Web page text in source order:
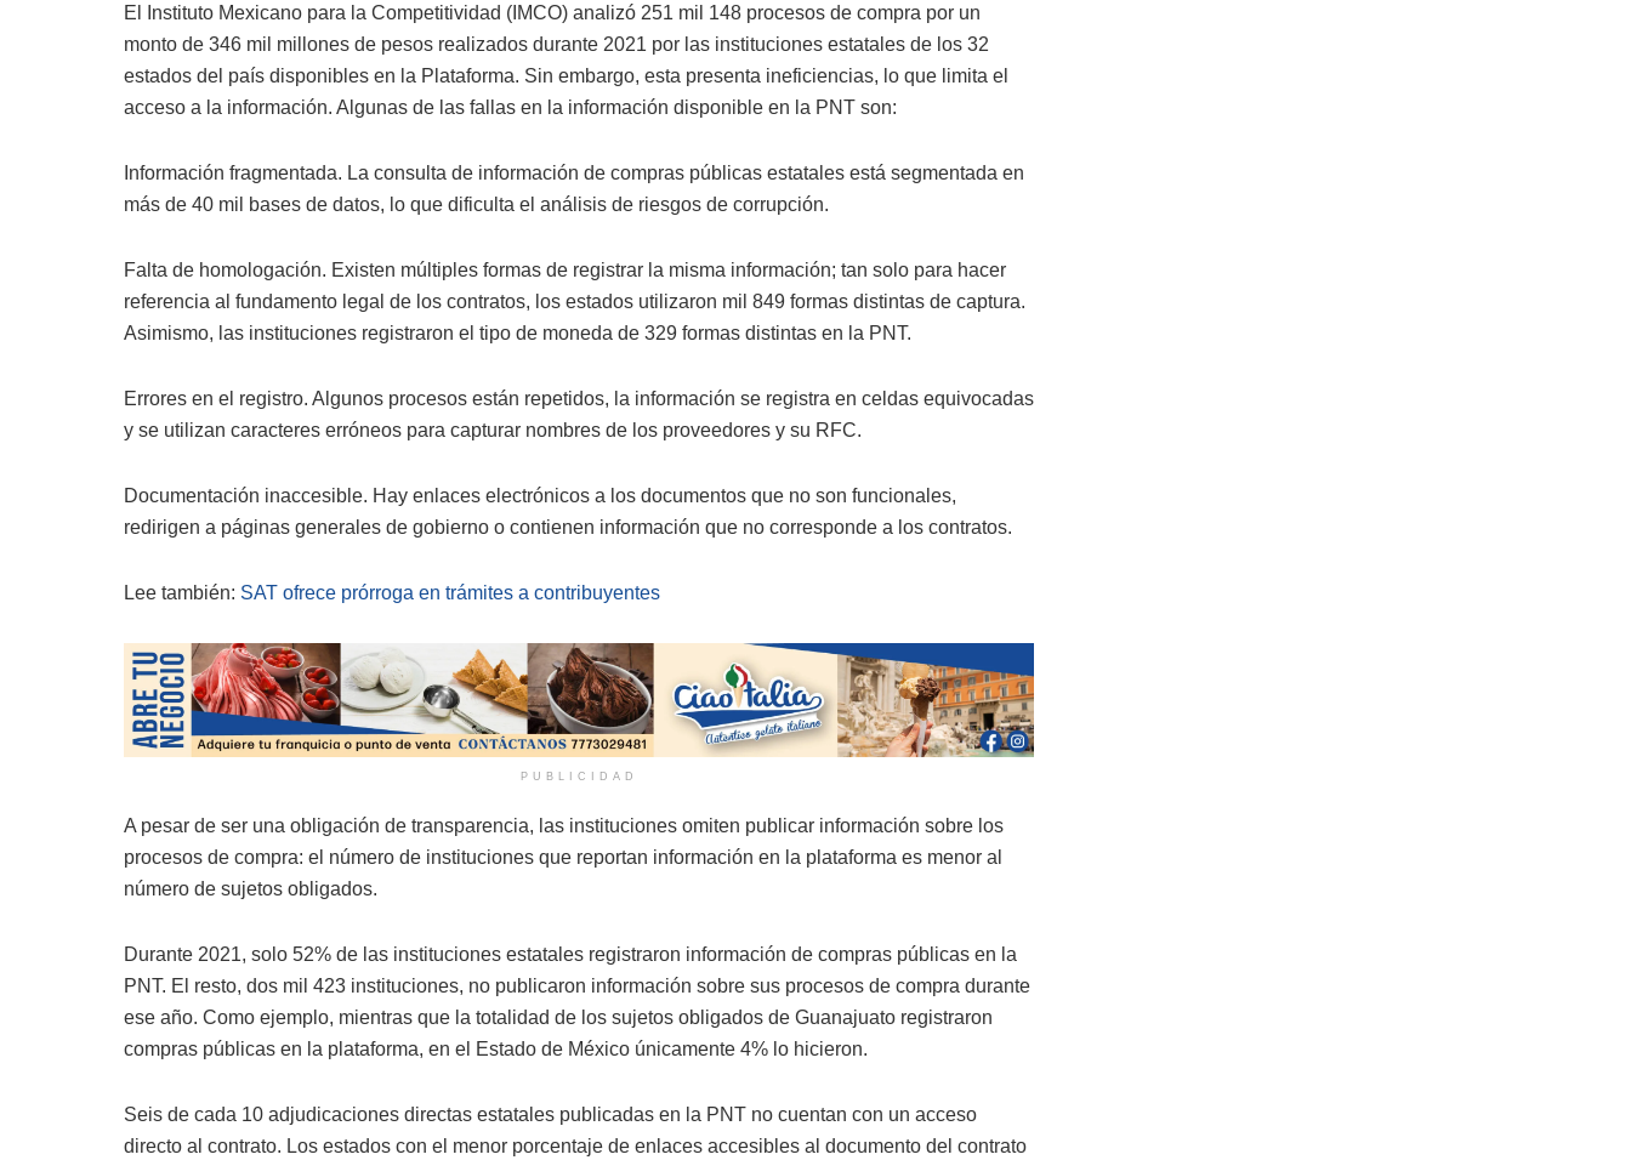
El Instituto Mexicano para la Competitividad (IMCO) analizó 251 mil 148 procesos de compra por un
monto de 346 mil millones de pesos realizados durante 2021 por las instituciones estatales de los 32
estados del país disponibles en la Plataforma. Sin embargo, esta presenta ineficiencias, lo que limita el
acceso a la información. Algunas de las fallas en la información disponible en la PNT son:
Información fragmentada. La consulta de información de compras públicas estatales está segmentada en
más de 40 mil bases de datos, lo que dificulta el análisis de riesgos de corrupción.
Falta de homologación. Existen múltiples formas de registrar la misma información; tan solo para hacer
referencia al fundamento legal de los contratos, los estados utilizaron mil 849 formas distintas de captura.
Asimismo, las instituciones registraron el tipo de moneda de 329 formas distintas en la PNT.
Errores en el registro. Algunos procesos están repetidos, la información se registra en celdas equivocadas
y se utilizan caracteres erróneos para capturar nombres de los proveedores y su RFC.
Documentación inaccesible. Hay enlaces electrónicos a los documentos que no son funcionales,
redirigen a páginas generales de gobierno o contienen información que no corresponde a los contratos.
Lee también: SAT ofrece prórroga en trámites a contribuyentes
PUBLICIDAD
A pesar de ser una obligación de transparencia, las instituciones omiten publicar información sobre los
procesos de compra: el número de instituciones que reportan información en la plataforma es menor al
número de sujetos obligados.
Durante 2021, solo 52% de las instituciones estatales registraron información de compras públicas en la
PNT. El resto, dos mil 423 instituciones, no publicaron información sobre sus procesos de compra durante
ese año. Como ejemplo, mientras que la totalidad de los sujetos obligados de Guanajuato registraron
compras públicas en la plataforma, en el Estado de México únicamente 4% lo hicieron.
Seis de cada 10 adjudicaciones directas estatales publicadas en la PNT no cuentan con un acceso
directo al contrato. Los estados con el menor porcentaje de enlaces accesibles al documento del contrato